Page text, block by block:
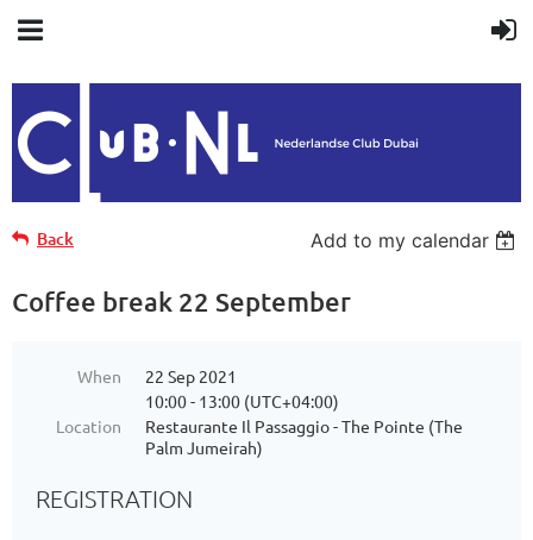
Back Add to my calendar
Coffee break 22 September
When
22 Sep 2021
10:00 - 13:00 (UTC+04:00)
Location
Restaurante Il Passaggio - The Pointe (The
Palm Jumeirah)
REGISTRATION